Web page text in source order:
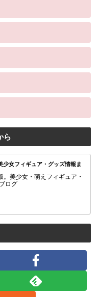
ら
少女フィギュア・グッズ情報ま
。美少女・萌えフィギュア・
ログ